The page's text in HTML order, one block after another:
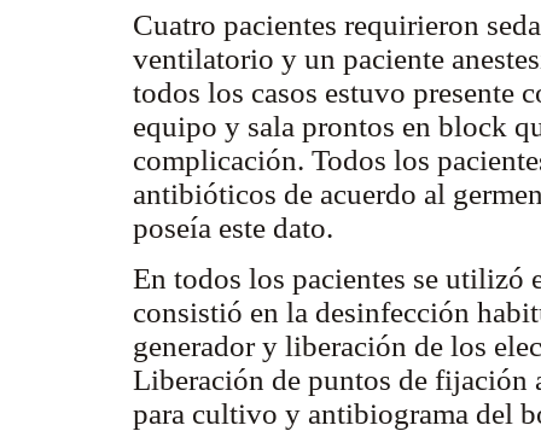
Cuatro pacientes requirieron
ventilatorio y un paciente
todos los casos estuvo presente
equipo y sala prontos en block
complicación. Todos los
antibióticos de acuerdo al
poseía este dato.
En todos los pacientes se
consistió en la desinfección
generador y liberación de los
Liberación de puntos de fijación
para cultivo y antibiograma del